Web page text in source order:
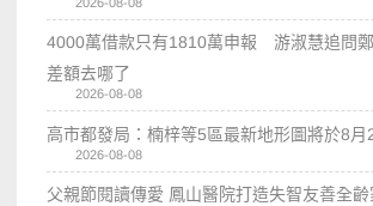
4000萬借款只有1810萬申報 游淑慧追問
差額去哪了
2026-08-08
高市都發局：楠梓等5區最新地形圖將於8月
2026-08-08
父親節閱讀傳愛 鳳山醫院打造失智友善全